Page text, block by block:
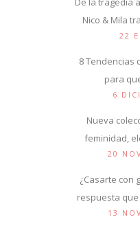
Nico & Mila
22
8 Tendencias
para
6
Nueva
feminidad,
20
¿Casarte con
respuesta
13